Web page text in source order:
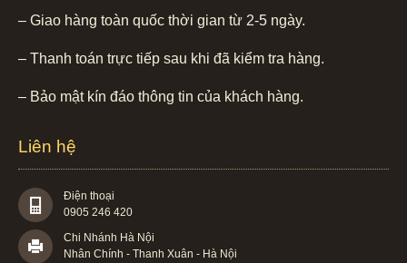
– Giao hàng toàn quốc thời gian từ 2-5 ngày.
– Thanh toán trực tiếp sau khi đã kiểm tra hàng.
– Bảo mật kín đáo thông tin của khách hàng.
Liên hệ
Điện thoại
0905 246 420
Chi Nhánh Hà Nội
Nhân Chính - Thanh Xuân - Hà Nội